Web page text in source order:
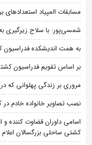
مسابقات المپیاد
شمسی‌پور: با سلاح زیرگیری
به همت اندیشکده فدراسیون
بر اساس تقویم فدراسیون
مروری بر زندگی پهلوانی که
نصب تصاویر خانواده خادم
اسامی داوران قضاوت کننده و
کشتی ساحلی بزرگسالان